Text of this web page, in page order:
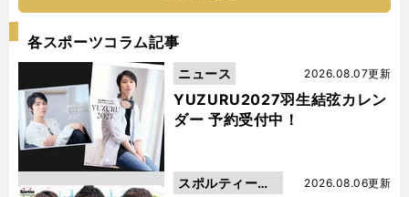
各スポーツコラム記事
YUZURU2027羽生結弦カレン
ダー 予約受付中！
2026.08.07更新
ニュース
2026.08.06更新
スポルティーバ